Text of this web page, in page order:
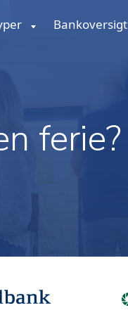
Bankoversigt
ferie?